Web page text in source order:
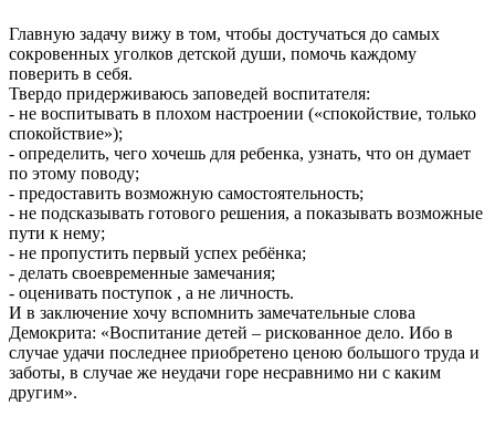
Главную задачу вижу в том, чтобы достучаться до самых
сокровенных уголков детской души, помочь каждому
поверить в себя.
Твердо придерживаюсь заповедей воспитателя:
- не воспитывать в плохом настроении («спокойствие, только
спокойствие»);
- определить, чего хочешь для ребенка, узнать, что он думает
по этому поводу;
- предоставить возможную самостоятельность;
- не подсказывать готового решения, а показывать возможные
пути к нему;
- не пропустить первый успех ребёнка;
- делать своевременные замечания;
- оценивать поступок , а не личность.
И в заключение хочу вспомнить замечательные слова
Демокрита: «Воспитание детей – рискованное дело. Ибо в
случае удачи последнее приобретено ценою большого труда и
заботы, в случае же неудачи горе несравнимо ни с каким
другим».